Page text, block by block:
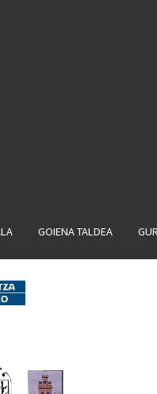
GOIENA TALDEA